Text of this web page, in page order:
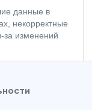
данные в
некорректные
за изменений